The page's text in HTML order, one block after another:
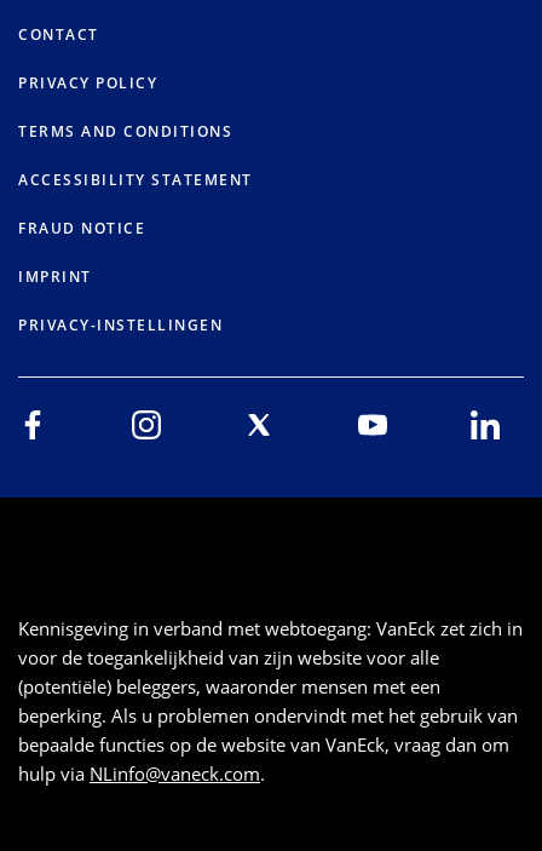
CONTACT
PRIVACY POLICY
TERMS AND CONDITIONS
ACCESSIBILITY STATEMENT
FRAUD NOTICE
IMPRINT
PRIVACY-INSTELLINGEN
Kennisgeving in verband met webtoegang: VanEck zet zich in
voor de toegankelijkheid van zijn website voor alle
(potentiële) beleggers, waaronder mensen met een
beperking. Als u problemen ondervindt met het gebruik van
bepaalde functies op de website van VanEck, vraag dan om
hulp via NLinfo@vaneck.com.